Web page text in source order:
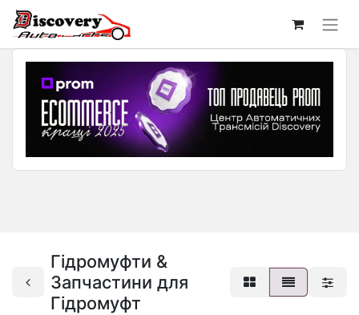
Гідромуфти &
Запчастини для
Гідромуфт